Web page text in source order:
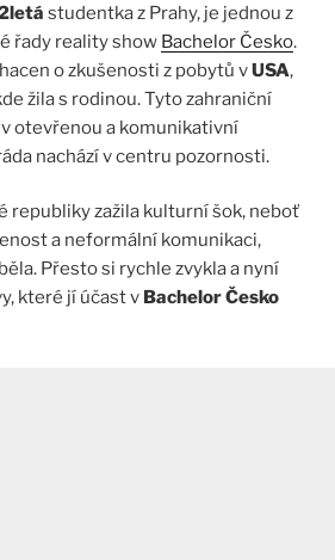
studentka z Prahy, je jednou z
řady reality show Bachelor Česko.
o zkušenosti z pobytů vUSA,
žila s rodinou. Tyto zahraniční
otevřenou a komunikativní
nachází v centru pozornosti.
republiky zažila kulturní šok, neboť
a neformální komunikaci,
Přesto si rychle zvykla a nyní
které jí účast v Bachelor Česko